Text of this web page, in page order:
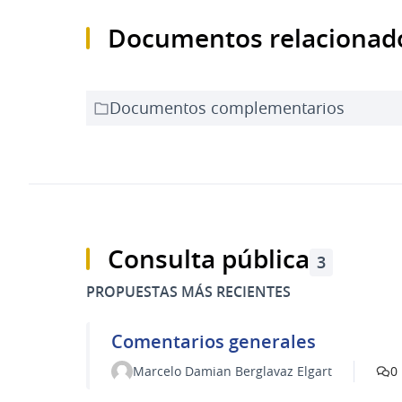
Documentos
Documentos complementarios
Consulta pública 3
PROPUESTAS MÁS RECIENTES
Comentarios generales
Marcelo Damian Berglavaz Elgart 0